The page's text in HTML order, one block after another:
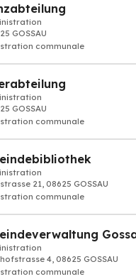
GOSSAU
communale
GOSSAU
communale
21, 08625 GOSSAU
communale
4, 08625 GOSSAU
communale